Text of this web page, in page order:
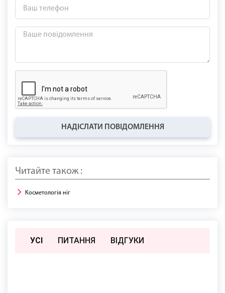
НАДІСЛАТИ ПОВІДОМЛЕННЯ
Читайте також :
Косметологія ніг
УСІ ПИТАННЯ ВIДГУКИ